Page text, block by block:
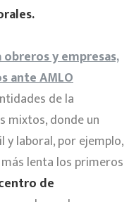
y empresas,
ante AMLO
de la
mixtos, donde un
y laboral, por ejemplo,
lenta los primeros
de